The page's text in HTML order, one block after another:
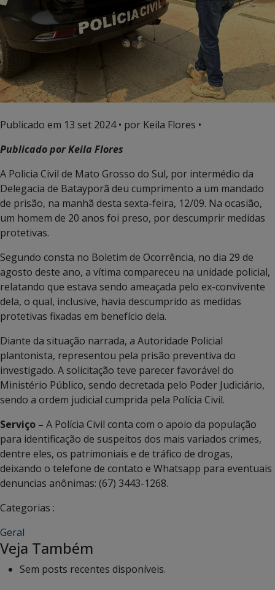
Publicado em 13 set 2024• por Keila Flores •
Publicado por Keila Flores
A Policia Civil de Mato Grosso do Sul, por intermédio da
Delegacia de Batayporã deu cumprimento a um mandado
de prisão, na manhã desta sexta-feira, 12/09. Na ocasião,
um homem de 20 anos foi preso, por descumprir medidas
protetivas.
Segundo consta no Boletim de Ocorrência, no dia 29 de
agosto deste ano, a vítima compareceu na unidade policial,
relatando que estava sendo ameaçada pelo ex-convivente
dela, o qual, inclusive, havia descumprido as medidas
protetivas fixadas em benefício dela.
Diante da situação narrada, a Autoridade Policial
plantonista, representou pela prisão preventiva do
investigado. A solicitação teve parecer favorável do
Ministério Público, sendo decretada pelo Poder Judiciário,
sendo a ordem judicial cumprida pela Polícia Civil.
Serviço – A Polícia Civil conta com o apoio da população
para identificação de suspeitos dos mais variados crimes,
dentre eles, os patrimoniais e de tráfico de drogas,
deixando o telefone de contato e Whatsapp para eventuais
denuncias anônimas: (67) 3443-1268.
Categorias :
Geral
Veja Também
Sem posts recentes disponíveis.